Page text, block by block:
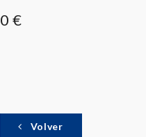
€
Volver